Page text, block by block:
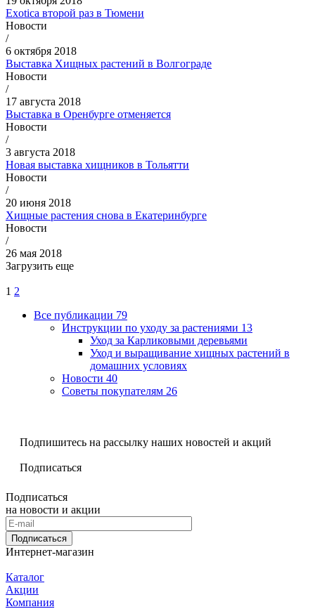
Exotica второй раз в Тюмени
Новости
/
6 октября 2018
Выставка Хищных растений в Волгограде
Новости
/
17 августа 2018
Выставка в Оренбурге отменяется
Новости
/
3 августа 2018
Новая выставка хищников в Тольятти
Новости
/
20 июня 2018
Хищные растения снова в Екатеринбурге
Новости
/
26 мая 2018
Загрузить еще
1 2
Все публикации 79
Инструкции по уходу за растениями 13
Уход за Карликовыми деревьями
Уход и выращивание хищных растений в
домашних условиях
Новости 40
Советы покупателям 26
Подпишитесь на рассылку наших новостей и акций
Подписаться
Подписаться
на новости и акции
Подписаться
Интернет-магазин
Каталог
Акции
Компания